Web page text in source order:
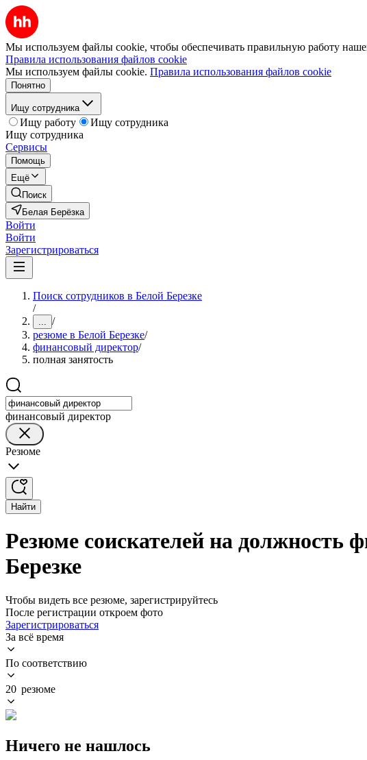
Мы используем файлы cookie, чтобы обеспечивать правильную работу
Правила использования файлов cookie
Мы используем файлы cookie. Правила использования файлов cookie
Понятно
Ищу сотрудника
Ищу работу
Ищу сотрудника
Ищу сотрудника
Сервисы
Помощь
Ещё
Поиск
Белая Берёзка
Войти
Войти
Зарегистрироваться
Поиск сотрудников в Белой Березке
/
... /
резюме в Белой Березке/
финансовый директор/
полная занятость
финансовый директор
Резюме
Найти
Резюме соискателей на должность
Березке
Чтобы видеть все резюме, зарегистрируйтесь
После регистрации откроем фото
Зарегистрироваться
За всё время
По соответствию
20 резюме
Ничего не нашлось